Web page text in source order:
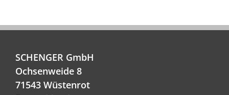
SCHENGER GmbH
Ochsenweide 8
71543 Wüstenrot